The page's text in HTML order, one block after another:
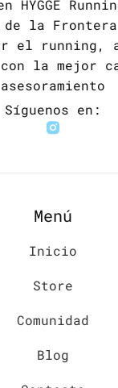
HYGGE
de la
el running,
la mejor
asesoramiento
Síguenos en:
Menú
Inicio
Store
Comunidad
Blog